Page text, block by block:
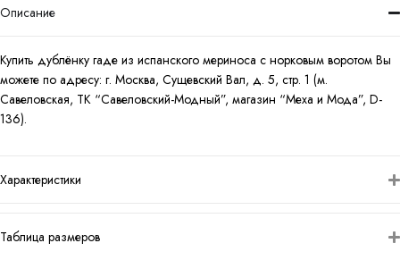
Описание
Купить дублёнку гаде из испанского мериноса с норковым воротом Вы
можете по адресу: г. Москва, Сущевский Вал, д. 5, стр. 1 (м.
Савеловская, ТК “Савеловский-Модный”, магазин “Меха и Мода”, D-
136).
Характеристики
Таблица размеров